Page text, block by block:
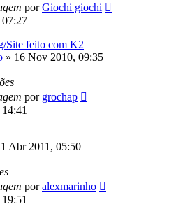
porGiochi giochi
Site feito com K2
» 16 Nov 2010, 09:35
por grochap
Abr 2011, 05:50
poralexmarinho